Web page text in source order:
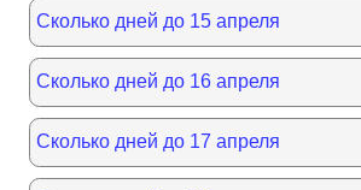
Сколько дней до 15 апреля
Сколько дней до 16 апреля
Сколько дней до 17 апреля